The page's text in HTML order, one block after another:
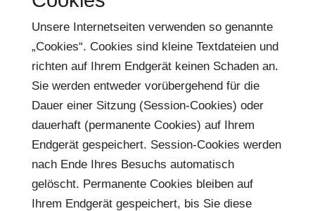
Unsere Internetseiten verwenden so genannte
„Cookies“. Cookies sind kleine Textdateien und
richten auf Ihrem Endgerät keinen Schaden an.
Sie werden entweder vorübergehend für die
Dauer einer Sitzung (Session-Cookies) oder
dauerhaft (permanente Cookies) auf Ihrem
Endgerät gespeichert. Session-Cookies werden
nach Ende Ihres Besuchs automatisch
gelöscht. Permanente Cookies bleiben auf
Ihrem Endgerät gespeichert, bis Sie diese